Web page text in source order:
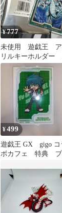
¥777
未使用 遊戯王 ア
リルキーホルダー
ルーアイズトゥーン
ルティメットドラゴ
¥499
遊戯王 GX gigo コ
ボカフェ 特典 ブ